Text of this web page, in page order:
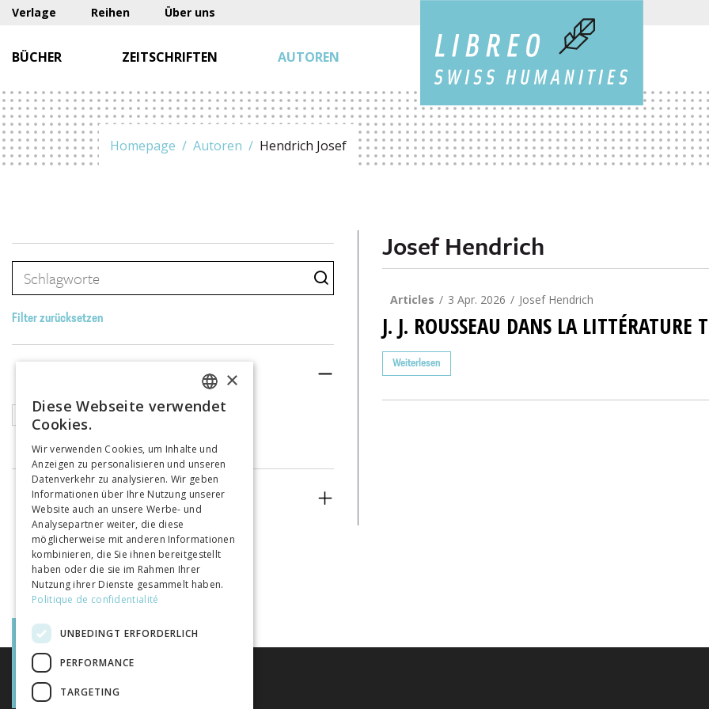
Verlage Reihen Über uns
BÜCHER ZEITSCHRIFTEN AUTOREN
Homepage Autoren Hendrich Josef
Filter zurücksetzen
Articles
ERSCHEINUNGSJAHR
Josef Hendrich
Articles 3 Apr. 2026 Josef Hendrich
J. J. ROUSSEAU DANS LA LITTÉRATURE
Weiterlesen
FRENCH
ITALIAN
×
Diese Webseite verwendet
Cookies.
Wir verwenden Cookies, um Inhalte und
Anzeigen zu personalisieren und unseren
Datenverkehr zu analysieren. Wir geben
Informationen über Ihre Nutzung unserer
Website auch an unsere Werbe- und
Analysepartner weiter, die diese
möglicherweise mit anderen Informationen
kombinieren, die Sie ihnen bereitgestellt
haben oder die sie im Rahmen Ihrer
Nutzung ihrer Dienste gesammelt haben.
Politique de confidentialité
UNBEDINGT ERFORDERLICH
PERFORMANCE
TARGETING